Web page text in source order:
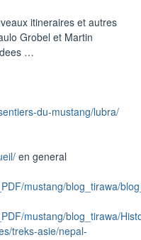
itineraires et autres
Grobel et Martin
…
du-mustang/lubra/
en general
mustang/blog_tirawa/
mustang/blog_tirawa/
treks-asie/nepal-